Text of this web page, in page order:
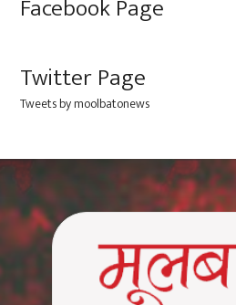
Facebook Page
Twitter Page
Tweets by moolbatonews